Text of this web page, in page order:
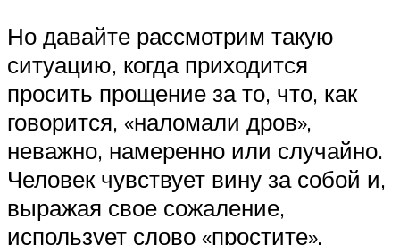
Но давайте рассмотрим такую
ситуацию, когда приходится
просить прощение за то, что, как
говорится, «наломали дров»,
неважно, намеренно или случайно.
Человек чувствует вину за собой и,
выражая свое сожаление,
использует слово «простите»,